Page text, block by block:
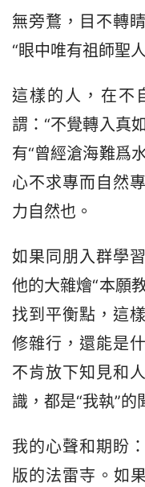
無旁鶩，目不轉
“眼中唯有祖師聖人
這樣的人，在不
謂：“不覺轉入真
有“曾經滄海難爲
心不求專而自然
力自然也。
如果同朋入群學
他的大雜燴“本願
找到平衡點，這
修雜行，還能是
不肯放下知見和
識，都是“我執”的
我的心聲和期盼
版的法雷寺。如